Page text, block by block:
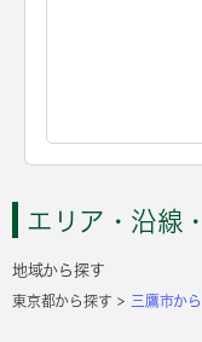
エリア・沿線
地域から探す
東京都から探す 三鷹市か